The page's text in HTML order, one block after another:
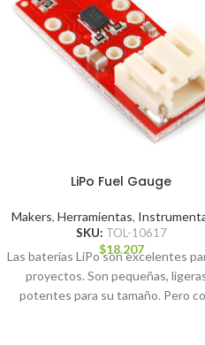
LiPo Fuel Gauge
Makers, Herramientas,
SKU: TOL-10617
$18.207
Las baterías LiPo son excelentes
proyectos. Son pequeñas,
potentes para su tamaño. Pero